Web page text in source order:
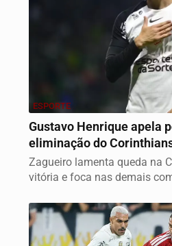
ESPORTE
Gustavo Henrique apela
eliminação do
Zagueiro lamenta queda na
vitória e foca nas demais